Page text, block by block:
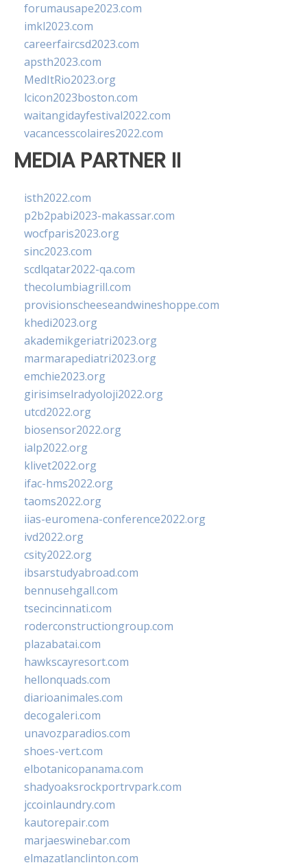
forumausape2023.com
imkl2023.com
careerfaircsd2023.com
apsth2023.com
MedItRio2023.org
lcicon2023boston.com
waitangidayfestival2022.com
vacancesscolaires2022.com
MEDIA PARTNER II
isth2022.com
p2b2pabi2023-makassar.com
wocfparis2023.org
sinc2023.com
scdlqatar2022-qa.com
thecolumbiagrill.com
provisionscheeseandwineshoppe.com
khedi2023.org
akademikgeriatri2023.org
marmarapediatri2023.org
emchie2023.org
girisimselradyoloji2022.org
utcd2022.org
biosensor2022.org
ialp2022.org
klivet2022.org
ifac-hms2022.org
taoms2022.org
iias-euromena-conference2022.org
ivd2022.org
csity2022.org
ibsarstudyabroad.com
bennusehgall.com
tsecincinnati.com
roderconstructiongroup.com
plazabatai.com
hawkscayresort.com
hellonquads.com
diarioanimales.com
decogaleri.com
unavozparadios.com
shoes-vert.com
elbotanicopanama.com
shadyoaksrockportrvpark.com
jccoinlaundry.com
kautorepair.com
marjaeswinebar.com
elmazatlanclinton.com